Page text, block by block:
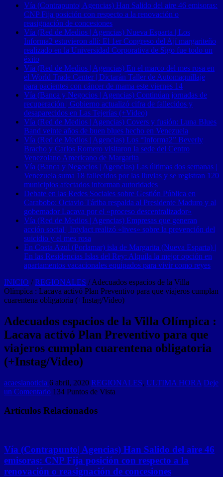
Vía (Contrapunto| Agencias) Han Salido del aire 46 emisoras:
CNP Fija posición con respecto a la renovación o
reasignación de concesiones
Vía (Red de Medios | Agencias) Nueva Esparta | Los
Informa2 estuvieron allí: El 1er Congreso del Ají margariteño
realizado en la Universidad Corporativa de Sigo fue todo un
éxito
Vía (Red de Medios | Agencias) En el marco del mes rosa en
el World Trade Center | Dictarán Taller de Automaquillaje
para pacientes con cáncer de mama este viernes 14
Vía (Banca y Negocios | Agencias) Continúan jornadas de
recuperación | Gobierno actualizó cifra de fallecidos y
desaparecidos en Las Tejerías (+Video)
Vía (Red de Medios | Agencias) Covers y fusión: Luna Blues
Band veinte años de buen blues hecho en Venezuela
Vía (Red de Medios | Agencias) Los “Informa2” Beverly
Bracho y Carlos Romero visitaron la sede del Centro
Venezolano Americano de Margarita
Vía (Banca y Negocios | Agencias) Las últimas dos semanas |
Venezuela suma 18 fallecidos por las lluvias y se registran 120
municipios afectados informan autoridades
Debate en las Redes Sociales sobre Gestión Pública en
Carabobo: Octavio Táriba respalda al Presidente Maduro y al
gobernador Lacava por el «proceso descentralizador»
Vía (Red de Medios | Agencias) Empresas que generan
acción social | Intylact realizó «lives» sobre la prevención del
suicidio y el mes rosa
En Costa Azul (Porlamar) isla de Margarita (Nueva Esparta) |
En las Residencias Islas del Rey: Alquila la mejor opción en
apartamentos vacacionales equipados para vivir como reyes
INICIO / REGIONALES / Adecuados espacios de la Villa
Olímpica : Lacava activó Plan Preventivo para que viajeros cumplan
cuarentena obligatoria (+Instag/Video)
Adecuados espacios de la Villa Olímpica :
Lacava activó Plan Preventivo para que
viajeros cumplan cuarentena obligatoria
(+Instag/Video)
acaeslanoticia 6 abril, 2020 REGIONALES, ULTIMA HORA Deje
un Comentario 134 Puntos de Vista
Artículos Relacionados
Vía (Contrapunto| Agencias) Han Salido del aire 46
emisoras: CNP Fija posición con respecto a la
renovación o reasignación de concesiones